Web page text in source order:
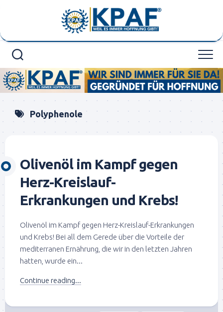
Polyphenole
Olivenöl im Kampf gegen
Herz-Kreislauf-
Erkrankungen und Krebs!
Olivenöl im Kampf gegen Herz-Kreislauf-Erkrankungen
und Krebs! Bei all dem Gerede über die Vorteile der
mediterranen Ernährung, die wir in den letzten Jahren
hatten, wurde ein...
Continue reading...